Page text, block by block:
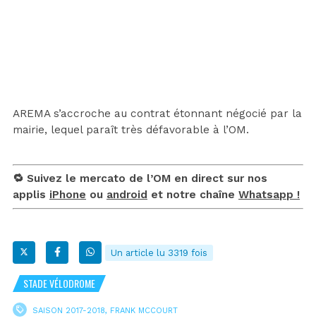
AREMA s’accroche au contrat étonnant négocié par la
mairie, lequel paraît très défavorable à l’OM.
🔁 Suivez le mercato de l’OM en direct sur nos
applis iPhone ou android et notre chaîne Whatsapp !
Un article lu 3319 fois
STADE VÉLODROME
SAISON 2017-2018, FRANK MCCOURT